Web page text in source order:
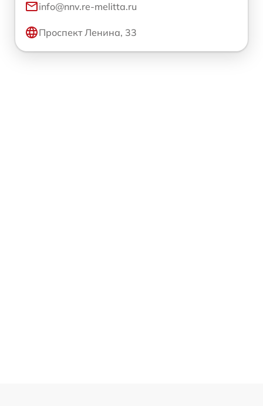
info@nnv.re-melitta.ru
Проспект Ленина, 33